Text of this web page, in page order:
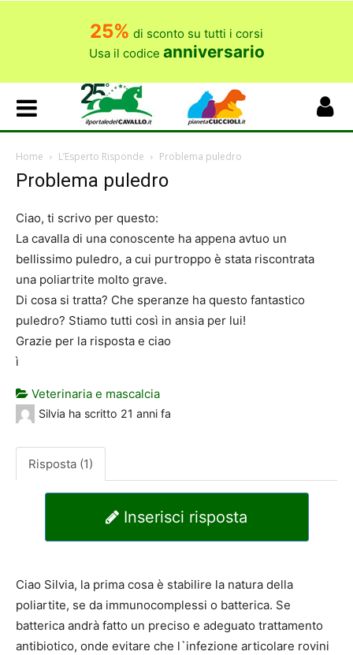
25% di sconto su tutti i corsi
Usa il codice anniversario
Home L’Esperto Risponde Problema puledro
Problema puledro
Ciao, ti scrivo per questo:
La cavalla di una conoscente ha appena avtuo un
bellissimo puledro, a cui purtroppo è stata riscontrata
una poliartrite molto grave.
Di cosa si tratta? Che speranze ha questo fantastico
puledro? Stiamo tutti così in ansia per lui!
Grazie per la risposta e ciao
ì
Veterinaria e mascalcia
Silvia ha scritto 21 anni fa
Risposta (1)
Inserisci risposta
Ciao Silvia, la prima cosa è stabilire la natura della
poliartite, se da immunocomplessi o batterica. Se
batterica andrà fatto un preciso e adeguato trattamento
antibiotico, onde evitare che l`infezione articolare rovini